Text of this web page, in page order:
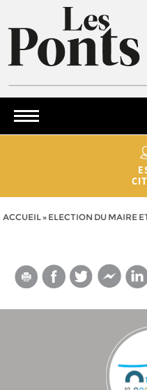
ACCUEIL» ELECTION DU MAIRE